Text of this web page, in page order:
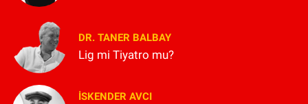
DR. TANER BALBAY
Lig mi Tiyatro mu?
İSKENDER AVCI